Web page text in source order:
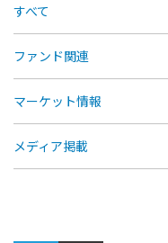
すべて
ファンド関連
マーケット情報
メディア掲載